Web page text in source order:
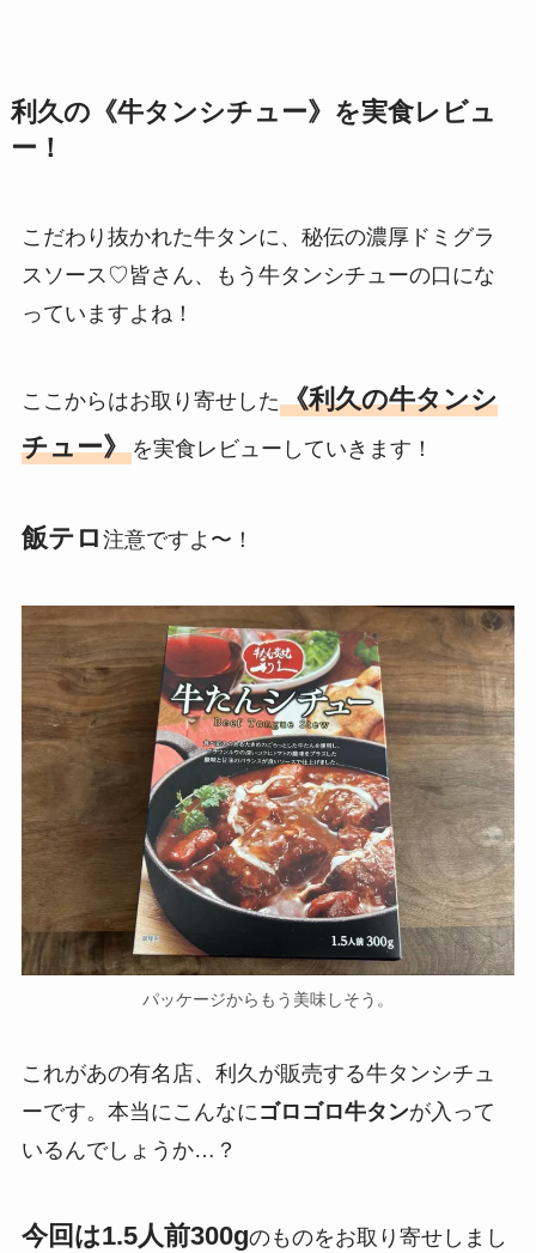
利久の《牛タンシチュー》を実食レビュ
ー！
こだわり抜かれた牛タンに、秘伝の濃厚ドミグラ
スソース♡皆さん、もう牛タンシチューの口にな
っていますよね！
ここからはお取り寄せした《利久の牛タンシ
チュー》を実食レビューしていきます！
飯テロ 注意ですよ〜！
パッケージからもう美味しそう。
これがあの有名店、利久が販売する牛タンシチュ
ーです。本当にこんなにゴロゴロ牛タンが入って
いるんでしょうか…？
今回は1.5人前300gのものをお取り寄せしまし